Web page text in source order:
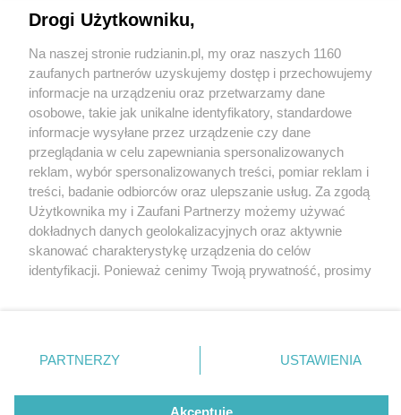
Śląskiej [FOTORELACJA]
2 / 18
Kino letnie9
Wydawca mediów
Nie zapomnij
zapoznać się z:
polityką prywatności regulamin korzystania z portali
Twojemiasto
Piekary Śląskie
Chorzów
Tarnowskie Góry
Gliwice
Skontakuj sięz nami
Kontakt
Wydawca
Redakcja
Drogi Użytkowniku,
Na naszej stronie rudzianin.pl, my oraz naszych 1160
zaufanych partnerów uzyskujemy dostęp i przechowujemy
informacje na urządzeniu oraz przetwarzamy dane
osobowe, takie jak unikalne identyfikatory, standardowe
informacje wysyłane przez urządzenie czy dane
przeglądania w celu zapewniania spersonalizowanych
reklam, wybór spersonalizowanych treści, pomiar reklam i
treści, badanie odbiorców oraz ulepszanie usług. Za zgodą
Użytkownika my i Zaufani Partnerzy możemy używać
dokładnych danych geolokalizacyjnych oraz aktywnie
skanować charakterystykę urządzenia do celów
identyfikacji. Ponieważ cenimy Twoją prywatność, prosimy
prywatności znajdujący się w lewym dolnym rogu strony
. Niektóre rodzaje przetwarzania danych nie wymagają
zgody użytkownika, ale masz prawo sprzeciwić się
takiemu przetwarzaniu. Preferencje będą miały
PARTNERZY USTAWIENIA
Akceptuję